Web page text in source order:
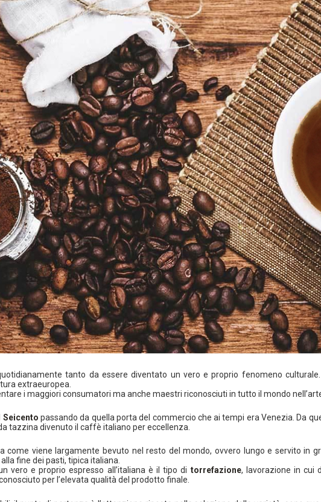
tanto da essere diventato un vero e proprio fenomeno
extraeuropea.
i maggiori consumatori ma anche maestri riconosciuti in tutto il mondo
Seicento passando da quella porta del commercio che ai tempi era Venezia. Da
tazzina divenuto il caffè italiano per eccellenza.
viene largamente bevuto nel resto del mondo, ovvero lungo e servito in
fine dei pasti, tipica italiana.
vero e proprio espresso all’italiana è il tipo di torrefazione, lavorazione in cui
per l’elevata qualità del prodotto finale.